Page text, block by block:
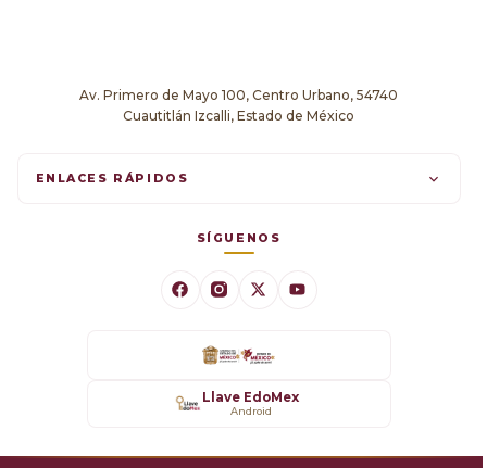
Av. Primero de Mayo 100, Centro Urbano, 54740
Cuautitlán Izcalli, Estado de México
ENLACES RÁPIDOS
SÍGUENOS
Llave EdoMex
Android